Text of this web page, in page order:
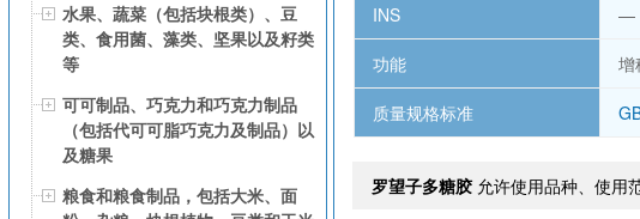
水果、蔬菜（包括块根类）、豆
类、食用菌、藻类、坚果以及籽类
等
可可制品、巧克力和巧克力制品
（包括代可可脂巧克力及制品）以
及糖果
粮食和粮食制品，包括大米、面
INS —
功能 增
质量规格标准
罗望子多糖胶允许使用品种、使用